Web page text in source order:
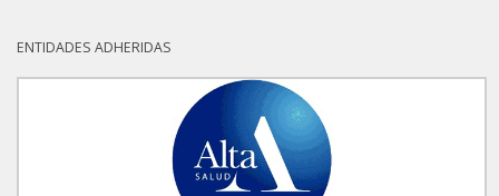
ENTIDADES ADHERIDAS